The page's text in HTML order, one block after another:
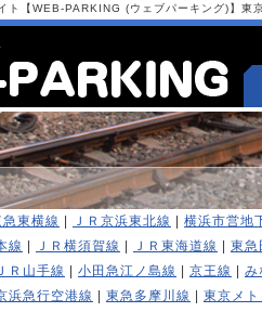
ト【WEB-PARKING (ウェブパーキング)】
急東横線 ＪＲ京浜東北線 横浜市営地
線 ＪＲ横須賀線 ＪＲ東海道線 東急
ＪＲ山手線 小田急江ノ島線 京王線 み
浜急行空港線 東急多摩川線 東京メ